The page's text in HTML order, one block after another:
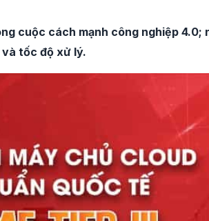
cuộc cách mạnh công nghiệp 4.0;
tốc độ xử lý.